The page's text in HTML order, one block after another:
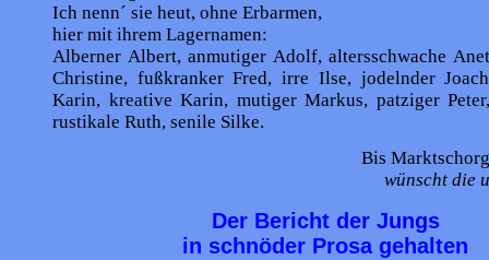
Ich nenn´ sie heut, ohne Erbarmen,
hier mit ihrem Lagernamen:
Alberner Albert, anmutiger Adolf, altersschwache
Christine, fußkranker Fred, irre Ilse, jodelnder
Karin, kreative Karin, mutiger Markus, patziger
rustikale Ruth, senile Silke.
Bis
wünscht die
Der Bericht der Jungs
in schnöder Prosa gehalten